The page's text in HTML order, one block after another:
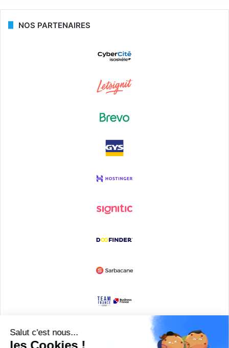
NOS PARTENAIRES